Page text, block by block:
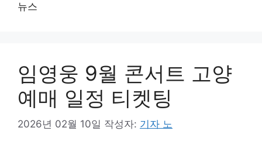
뉴스
임영웅 9월 콘서트 고양
예매 일정 티켓팅
2026년 02월 10일 작성자: 기자 노